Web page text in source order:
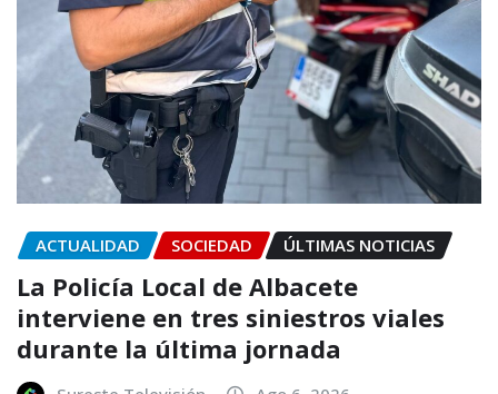
ACTUALIDAD SOCIEDAD ÚLTIMAS NOTICIAS
La Policía Local de Albacete
interviene en tres siniestros viales
durante la última jornada